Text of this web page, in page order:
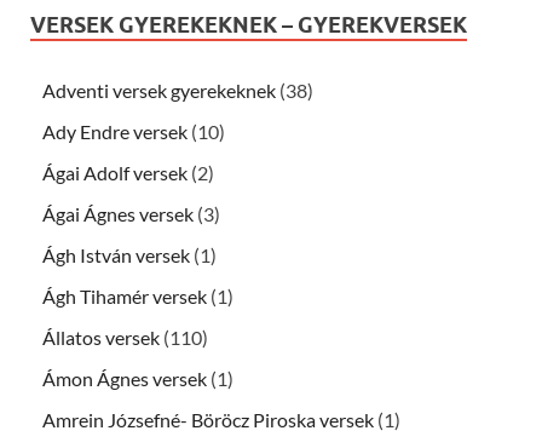
VERSEK GYEREKEKNEK – GYEREKVERSEK
Adventi versek gyerekeknek (38)
Ady Endre versek (10)
Ágai Adolf versek (2)
Ágai Ágnes versek (3)
Ágh István versek (1)
Ágh Tihamér versek (1)
Állatos versek (110)
Ámon Ágnes versek (1)
Amrein Józsefné- Böröcz Piroska versek (1)